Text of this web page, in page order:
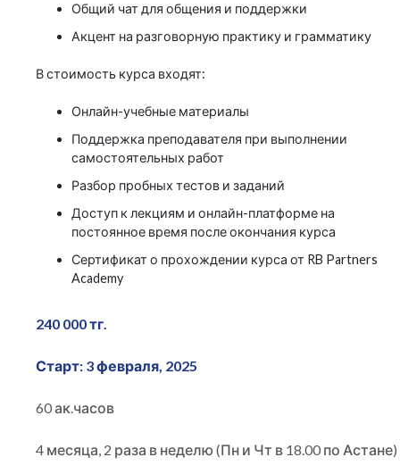
Общий чат для общения и поддержки
Акцент на разговорную практику и грамматику
В стоимость курса входят:
Онлайн-учебные материалы
Поддержка преподавателя при выполнении
самостоятельных работ
Разбор пробных тестов и заданий
Доступ к лекциям и онлайн-платформе на
постоянное время после окончания курса
Сертификат о прохождении курса от RB Partners
Academy
240 000 тг.
Старт: 3 февраля, 2025
60 ак.часов
4 месяца, 2 раза в неделю (Пн и Чт в 18.00 по Астане)